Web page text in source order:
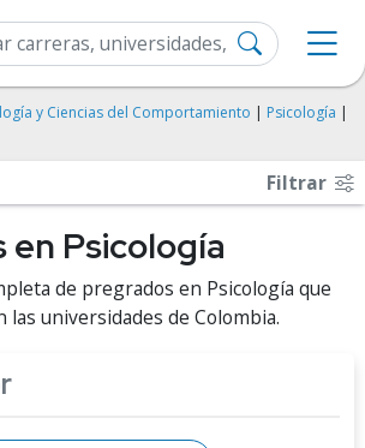
y Ciencias del Comportamiento | Psicología |
Filtrar
en Psicología
de pregrados en Psicología que
las universidades de Colombia.